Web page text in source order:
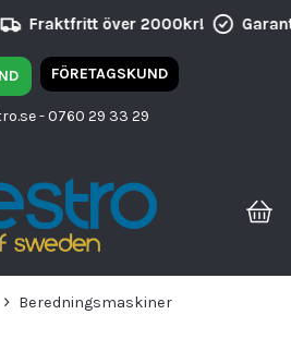
Fraktfritt över 2000kr!
FÖRETAGSKUND
- 0760 29 33 29
Beredningsmaskiner